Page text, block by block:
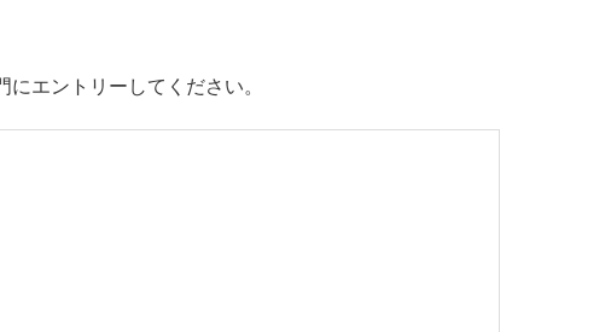
エントリーしてください。